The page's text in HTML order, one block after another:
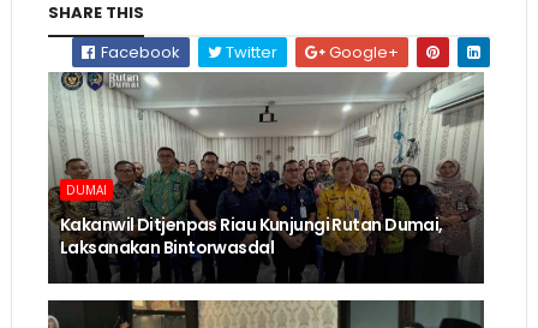
SHARE THIS
Facebook
Twitter Google+
DUMAI
Kakanwil Ditjenpas Riau Kunjungi Rutan Dumai,
Laksanakan Bintorwasdal